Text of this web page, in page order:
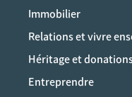
Immobilier
Relations et vivre
Héritage et
Entreprendre